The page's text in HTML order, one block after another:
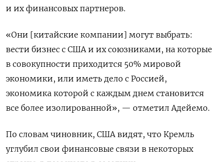
и их финансовых партнеров.
«Они [китайские компании] могут выбрать:
вести бизнес с США и их союзниками, на которые
в совокупности приходится 50% мировой
экономики, или иметь дело с Россией,
экономика которой с каждым днем становится
все более изолированной», — отметил Адейемо.
По словам чиновник, США видят, что Кремль
углубил свои финансовые связи в некоторых